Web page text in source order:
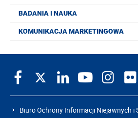
BADANIA I NAUKA
KOMUNIKACJA MARKETINGOWA
Biuro Ochrony Informacji Niejawnych i